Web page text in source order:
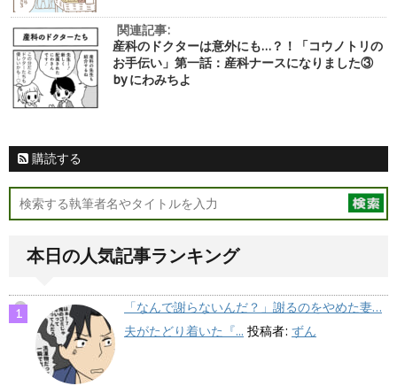
関連記事:
産科のドクターは意外にも…？！「コウノトリの
お手伝い」第一話：産科ナースになりました③
by にわみちよ
購読する
本日の人気記事ランキング
「なんで謝らないんだ？」謝るのをやめた妻…
夫がたどり着いた『... 投稿者: ずん